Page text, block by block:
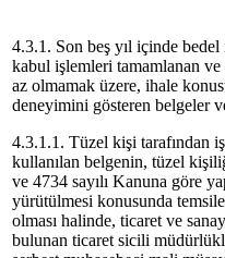
4.3.1. Son beş yıl içinde bedel
kabul işlemleri tamamlanan
az olmamak üzere, ihale
deneyimini gösteren belgeler
4.3.1.1. Tüzel kişi tarafından
kullanılan belgenin, tüzel
ve 4734 sayılı Kanuna göre
yürütülmesi konusunda
olması halinde, ticaret ve
bulunan ticaret sicili